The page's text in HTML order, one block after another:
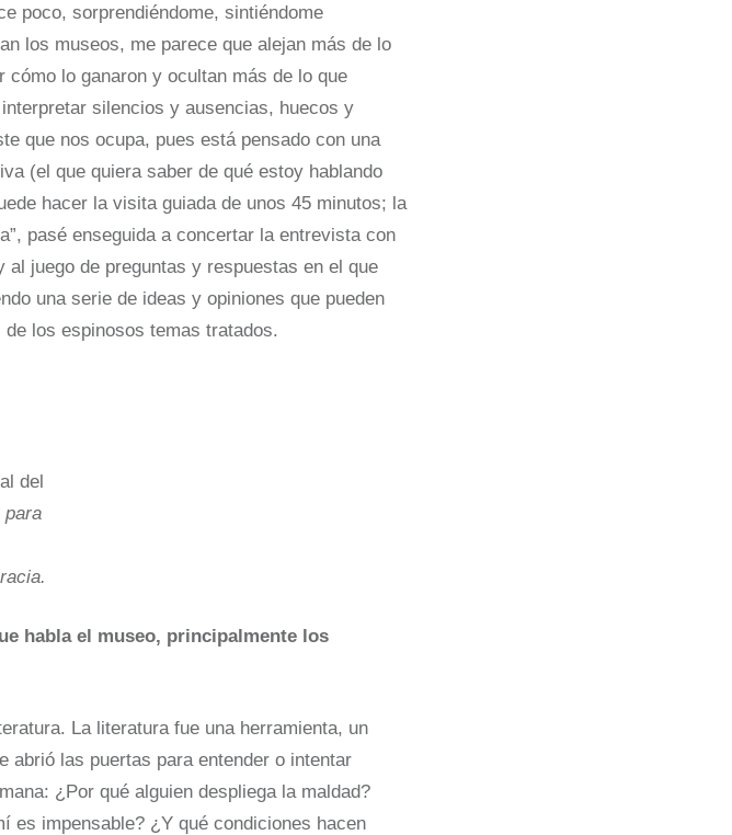
poco, sorprendiéndome, sintiéndome
los museos, me parece que alejan más de lo
lo ganaron y ocultan más de lo que
silencios y ausencias, huecos y
que nos ocupa, pues está pensado con una
(el que quiera saber de qué estoy hablando
hacer la visita guiada de unos 45 minutos; la
pasé enseguida a concertar la entrevista con
juego de preguntas y respuestas en el que
una serie de ideas y opiniones que pueden
los espinosos temas tratados.
del
para
habla el museo, principalmente los
La literatura fue una herramienta, un
abrió las puertas para entender o intentar
¿Por qué alguien despliega la maldad?
es impensable? ¿Y qué condiciones hacen